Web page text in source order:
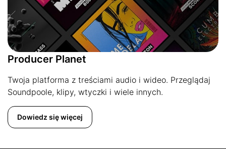
Producer Planet
Twoja platforma z treściami audio i wideo. Przeglądaj
Soundpoole, klipy, wtyczki i wiele innych.
Dowiedz się więcej